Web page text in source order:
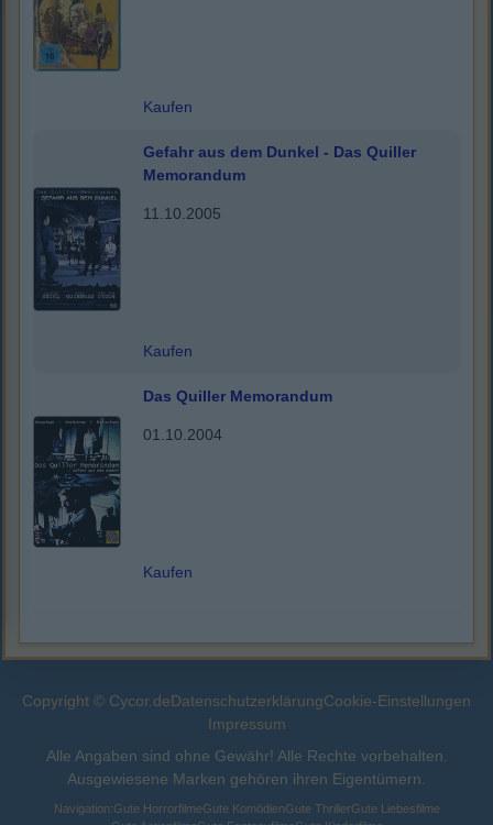
Kaufen
Gefahr aus dem Dunkel - Das Quiller
Memorandum
11.10.2005
Kaufen
Das Quiller Memorandum
01.10.2004
Kaufen
Copyright © Cycor.deDatenschutzerklärungCookie-Einstellungen
Impressum
Alle Angaben sind ohne Gewähr! Alle Rechte vorbehalten.
Ausgewiesene Marken gehören ihren Eigentümern.
Navigation:Gute HorrorfilmeGute KomödienGute ThrillerGute Liebesfilme